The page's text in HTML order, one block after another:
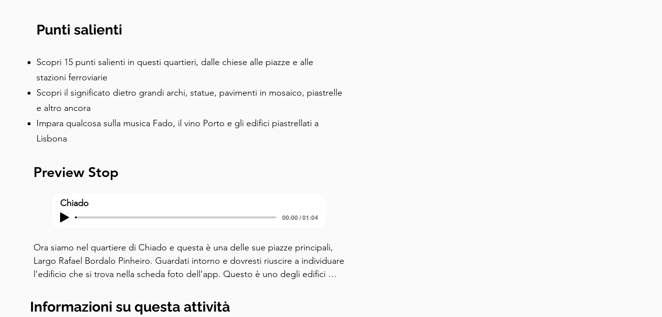
Punti salienti
Scopri 15 punti salienti in questi quartieri, dalle chiese alle piazze e alle
stazioni ferroviarie
Scopri il significato dietro grandi archi, statue, pavimenti in mosaico, piastrelle
e altro ancora
Impara qualcosa sulla musica Fado, il vino Porto e gli edifici piastrellati a
Lisbona
Preview Stop
Chiado
00:00 / 01:04
Ora siamo nel quartiere di Chiado e questa è una delle sue piazze principali,
Largo Rafael Bordalo Pinheiro. Guardati intorno e dovresti riuscire a individuare
l'edificio che si trova nella scheda foto dell'app. Questo è uno degli edifici
piastrellati sono un'altra caratteristica distintiva del fascino della città. La storia
di queste piastrelle risale al tredicesimo secolo, quando i Mori introdussero
Informazioni su questa attività